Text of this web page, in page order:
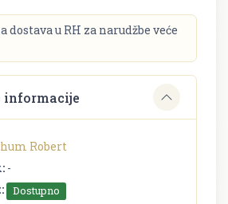
dostava u RH za narudžbe veće
informacije
Robert
-
Dostupno